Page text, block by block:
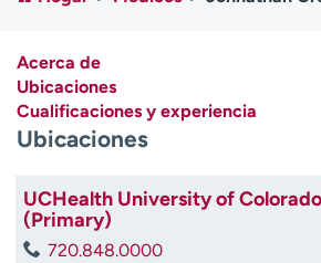
Ready. Set. CO.
Atención a medios de
comunicación
Contáctenos
A
y
ú
Acerca de
Ubicaciones
Cualificaciones y experiencia
Ubicaciones
UCHealth University of
(Primary)
720.848.0000